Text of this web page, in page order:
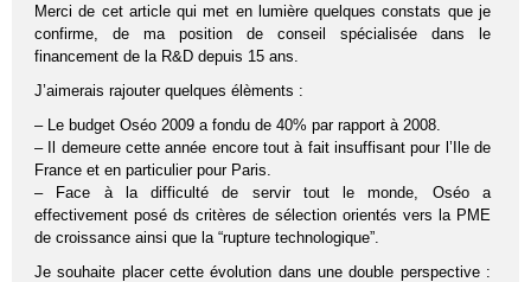
Merci de cet article qui met en lumière quelques constats que je
confirme, de ma position de conseil spécialisée dans le
financement de la R&D depuis 15 ans.
J’aimerais rajouter quelques élèments :
– Le budget Oséo 2009 a fondu de 40% par rapport à 2008.
– Il demeure cette année encore tout à fait insuffisant pour l’Ile de
France et en particulier pour Paris.
– Face à la difficulté de servir tout le monde, Oséo a
effectivement posé ds critères de sélection orientés vers la PME
de croissance ainsi que la “rupture technologique”.
Je souhaite placer cette évolution dans une double perspective :